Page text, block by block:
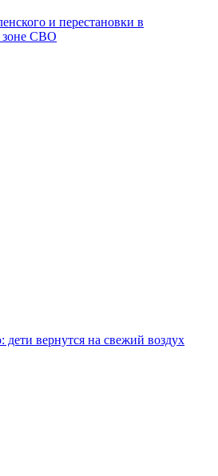
и перестановки в
зоне СВО
вернутся на свежий воздух